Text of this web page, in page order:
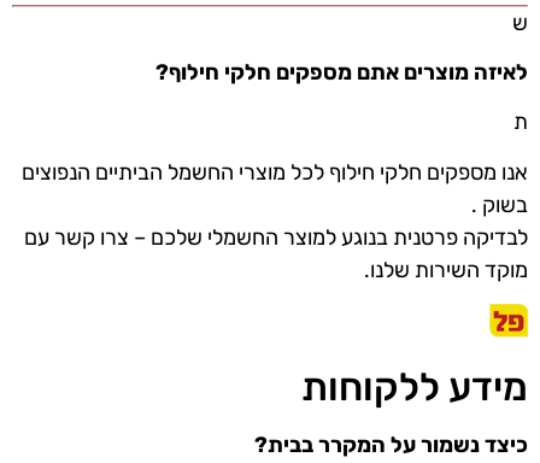
ש
לאיזה מוצרים אתם מספקים חלקי חילוף?
ת
אנו מספקים חלקי חילוף לכל מוצרי החשמל הביתיים הנפוצים
בשוק .
לבדיקה פרטנית בנוגע למוצר החשמלי שלכם – צרו קשר עם
מוקד השירות שלנו.
מידע ללקוחות
כיצד נשמור על המקרר בבית?